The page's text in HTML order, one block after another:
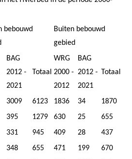
bebouwd
Buiten bebouwd
gebied
BAG
2012 -
2021
Totaal
WRG
2000 -
2012
BAG
2012 -
2021
Totaal
3009 6123 1836 34
1870
395 1279 630 25
655
331 945 409 28
437
348 655 471 199
670